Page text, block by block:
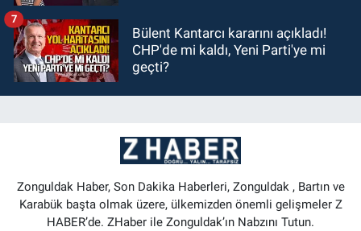
Bülent Kantarcı kararını açıkladı!
CHP'de mi kaldı, Yeni Parti'ye mi
geçti?
7
Zonguldak Haber, Son Dakika Haberleri, Zonguldak , Bartın ve
Karabük başta olmak üzere, ülkemizden önemli gelişmeler Z
HABER’de. ZHaber ile Zonguldak’ın Nabzını Tutun.